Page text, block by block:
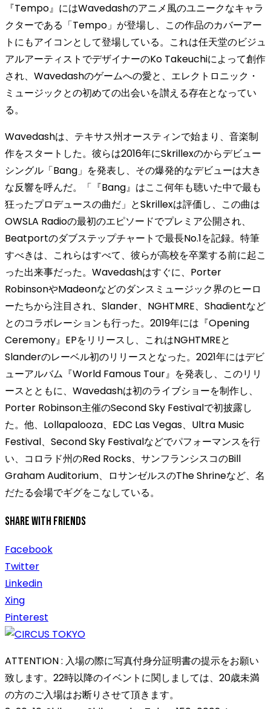
『Tempo』にはWavedashのアニメ風のユニークなキャラ
クターである「Tempo」が登場し、この作品のカバーアー
トにもアイコンとして登場している。これは任天堂のビジュ
アルアーティストでデザイナーのKo Takeuchiによって創作
され、Wavedashのゲームへの愛と、エレクトロニック・
ミュージックとの初めての出会いを讃える存在となってい
る。
Wavedashは、テキサス州オースティンで始まり、音楽制
作をスタートした。彼らは2016年にSkrillexのからデビュー
シングル「Bang」を発表し、その爆発的なデビューは大き
な反響を呼んだ。「『Bang』はここ何年も聴いた中で最も
狂ったプロデュースの曲だ」とSkrillexは評価し、この曲は
OWSLA Radioの最初のエピソードでプレミア公開され、
Beatportのダブステップチャートで最長No.1を記録。特筆
すべきは、これらはすべて、彼らが高校を卒業する前に起こ
った出来事だった。Wavedashはすぐに、Porter
RobinsonやMadeonなどのダンスミュージック界のヒーロ
ーたちから注目され、Slander、NGHTMRE、Shadientなど
とのコラボレーションも行った。2019年には『Opening
Ceremony』EPをリリースし、これはNGHTMREと
Slanderのレーベル初のリリースとなった。2021年にはデビ
ューアルバム『World Famous Tour』を発表し、このリリ
ースとともに、Wavedashは初のライブショーを制作し、
Porter Robinson主催のSecond Sky Festivalで初披露し
た。他、Lollapalooza、EDC Las Vegas、Ultra Music
Festival、Second Sky Festivalなどでパフォーマンスを行
い、コロラド州のRed Rocks、サンフランシスコのBill
Graham Auditorium、ロサンゼルスのThe Shrineなど、名
だたる会場でギグをこなしている。
Share With Friends
Facebook
Twitter
Linkedin
Xing
Pinterest
ATTENTION : 入場の際に写真付身分証明書の提示をお願い
致します。22時以降のイベントに関しましては、20歳未満
の方のご入場はお断りさせて頂きます。